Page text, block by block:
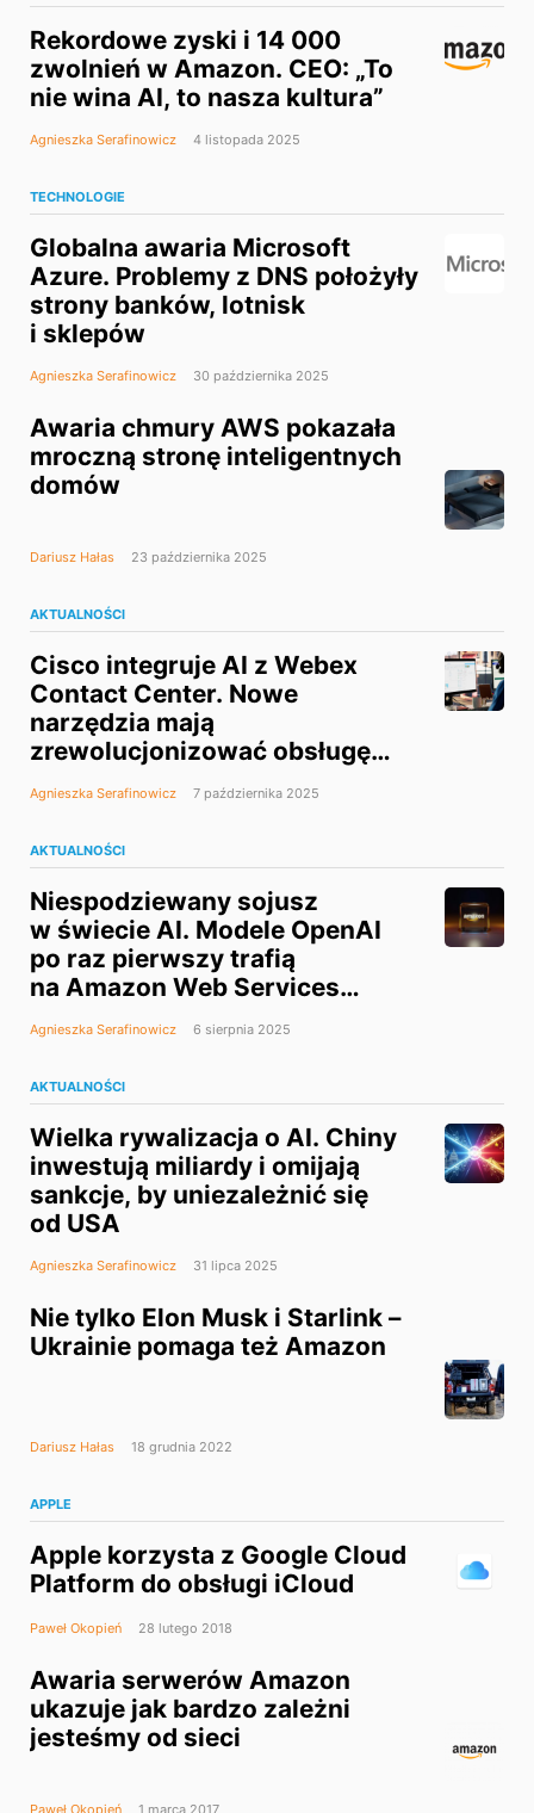
Rekordowe zyski i 14 000
zwolnień w Amazon. CEO: „To
nie wina AI, to nasza kultura”
Agnieszka Serafinowicz 4 listopada 2025
TECHNOLOGIE
Globalna awaria Microsoft
Azure. Problemy z DNS położyły
strony banków, lotnisk
i sklepów
Agnieszka Serafinowicz 30 października 2025
Awaria chmury AWS pokazała
mroczną stronę inteligentnych
domów
Dariusz Hałas 23 października 2025
AKTUALNOŚCI
Cisco integruje AI z Webex
Contact Center. Nowe
narzędzia mają
zrewolucjonizować obsługę
klienta
Agnieszka Serafinowicz 7 października 2025
AKTUALNOŚCI
Niespodziewany sojusz
w świecie AI. Modele OpenAI
po raz pierwszy trafią
na Amazon Web Services
(AWS)
Agnieszka Serafinowicz 6 sierpnia 2025
AKTUALNOŚCI
Wielka rywalizacja o AI. Chiny
inwestują miliardy i omijają
sankcje, by uniezależnić się
od USA
Agnieszka Serafinowicz 31 lipca 2025
Nie tylko Elon Musk i Starlink –
Ukrainie pomaga też Amazon
Dariusz Hałas 18 grudnia 2022
APPLE
Apple korzysta z Google Cloud
Platform do obsługi iCloud
Paweł Okopień 28 lutego 2018
Awaria serwerów Amazon
ukazuje jak bardzo zależni
jesteśmy od sieci